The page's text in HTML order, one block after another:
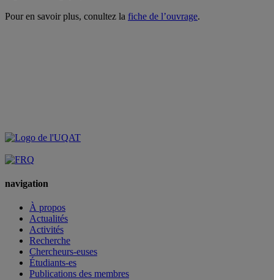
Pour en savoir plus, conultez la fiche de l’ouvrage.
navigation
À propos
Actualités
Activités
Recherche
Chercheurs-euses
Étudiants-es
Publications des membres